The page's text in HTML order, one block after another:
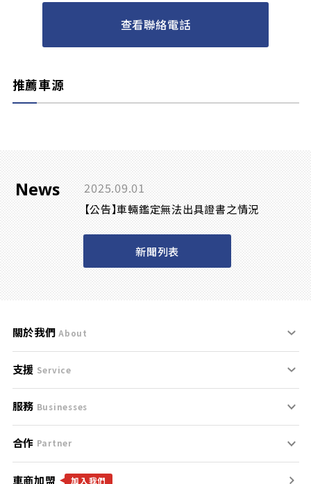
查看聯絡電話
推薦車源
News 2025.09.01
【公告】車輛鑑定無法出具證書之情況
新聞列表
關於我們 About
刊登規範
服務條款
免責聲明
支援 Service
支援中心
聯絡我們
服務 Businesses
什麼是Goo鑑定？
找好車
合作 Partner
合作夥伴
車商加盟 加入我們